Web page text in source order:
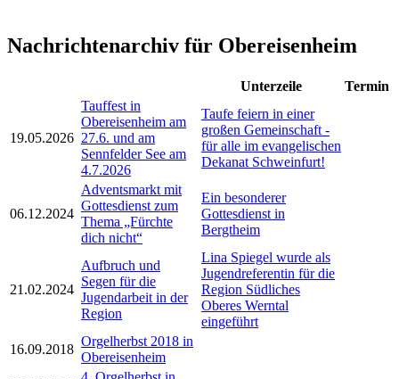
Nachrichtenarchiv für Obereisenheim
Unterzeile Termin
19.05.2026
Tauffest in
Obereisenheim am
27.6. und am
Sennfelder See am
4.7.2026
Taufe feiern in einer
großen Gemeinschaft -
für alle im evangelischen
Dekanat Schweinfurt!
06.12.2024
Adventsmarkt mit
Gottesdienst zum
Thema „Fürchte
dich nicht“
Ein besonderer
Gottesdienst in
Bergtheim
21.02.2024
Aufbruch und
Segen für die
Jugendarbeit in der
Region
Lina Spiegel wurde als
Jugendreferentin für die
Region Südliches
Oberes Werntal
eingeführt
16.09.2018
Orgelherbst 2018 in
Obereisenheim